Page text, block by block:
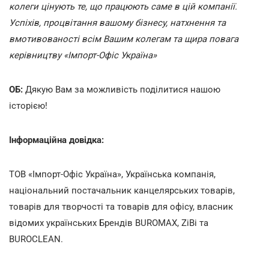
колеги цінують те, що працюють саме в цій компанії.
Успіхів, процвітання вашому бізнесу, натхнення та
вмотивованості всім Вашим колегам та щира повага
керівництву «Імпорт-Офіс Україна»
ОБ: Дякую Вам за можливість поділитися нашою
історією!
Інформаційна довідка:
ТОВ «Імпорт-Офіс Україна», Українська компанія,
національний постачальник канцелярських товарів,
товарів для творчості та товарів для офісу, власник
відомих українських Брендів BUROMAX, ZiBi та
BUROCLEAN.